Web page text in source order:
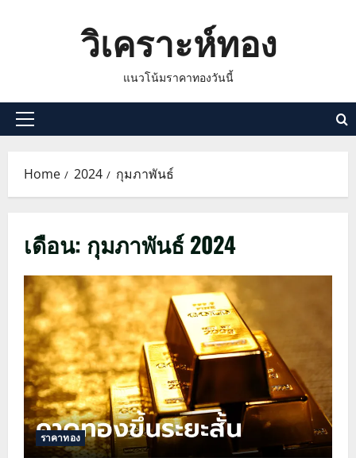
วิเคราะห์ทอง
แนวโน้มราคาทองวันนี้
Primary
Home 2024 กุมภาพันธ์
เดือน: กุมภาพันธ์ 2024
ราคาทอง